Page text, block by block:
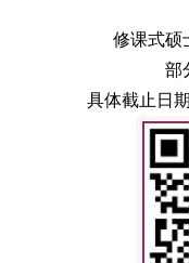
修课式硕
部
具体截止日